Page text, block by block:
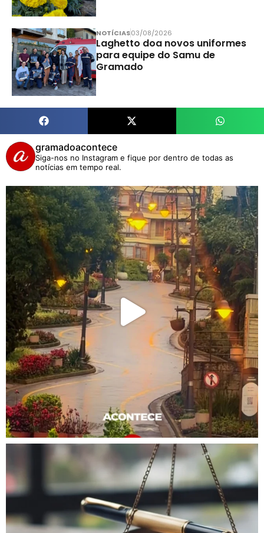
NOTÍCIAS03/08/2026
Laghetto doa novos uniformes
para equipe do Samu de
Gramado
gramadoacontece
Siga-nos no Instagram e fique por dentro de todas as
notícias em tempo real.